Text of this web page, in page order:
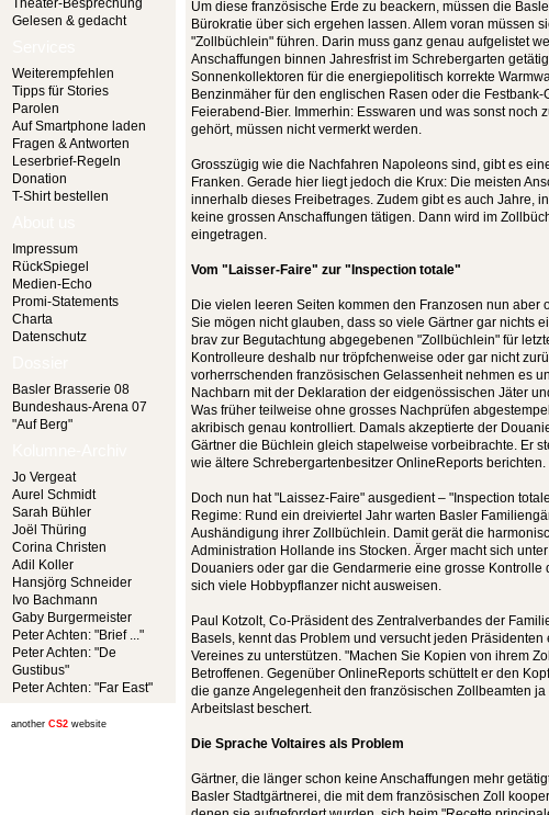
Theater-Besprechung
Gelesen & gedacht
Weiterempfehlen
Tipps für Stories
Parolen
Auf Smartphone laden
Fragen & Antworten
Leserbrief-Regeln
Donation
T-Shirt bestellen
Impressum
RückSpiegel
Medien-Echo
Promi-Statements
Charta
Datenschutz
Basler Brasserie 08
Bundeshaus-Arena 07
"Auf Berg"
Jo Vergeat
Aurel Schmidt
Sarah Bühler
Joël Thüring
Corina Christen
Adil Koller
Hansjörg Schneider
Ivo Bachmann
Gaby Burgermeister
Peter Achten: "Brief ..."
Peter Achten: "De
Gustibus"
Peter Achten: "Far East"
another CS2 website
Um diese französische Erde zu beackern, müssen die
Bürokratie über sich ergehen lassen. Allem voran müssen
"Zollbüchlein" führen. Darin muss ganz genau aufgelistet
Anschaffungen binnen Jahresfrist im Schrebergarten
Sonnenkollektoren für die energiepolitisch korrekte
Benzinmäher für den englischen Rasen oder die Festbank-
Feierabend-Bier. Immerhin: Esswaren und was sonst noch
gehört, müssen nicht vermerkt werden.
Grosszügig wie die Nachfahren Napoleons sind, gibt es
Franken. Gerade hier liegt jedoch die Krux: Die meisten
innerhalb dieses Freibetrages. Zudem gibt es auch Jahre,
keine grossen Anschaffungen tätigen. Dann wird im
eingetragen.
Vom "Laisser-Faire" zur "Inspection totale"
Die vielen leeren Seiten kommen den Franzosen nun aber
Sie mögen nicht glauben, dass so viele Gärtner gar nichts
brav zur Begutachtung abgegebenen "Zollbüchlein" für
Kontrolleure deshalb nur tröpfchenweise oder gar nicht
vorherrschenden französischen Gelassenheit nehmen es
Nachbarn mit der Deklaration der eidgenössischen Jäter
Was früher teilweise ohne grosses Nachprüfen
akribisch genau kontrolliert. Damals akzeptierte der
Gärtner die Büchlein gleich stapelweise vorbeibrachte. Er
wie ältere Schrebergartenbesitzer OnlineReports berichten.
Doch nun hat "Laissez-Faire" ausgedient – "Inspection
Regime: Rund ein dreiviertel Jahr warten Basler
Aushändigung ihrer Zollbüchlein. Damit gerät die
Administration Hollande ins Stocken. Ärger macht sich
Douaniers oder gar die Gendarmerie eine grosse Kontrolle
sich viele Hobbypflanzer nicht ausweisen.
Paul Kotzolt, Co-Präsident des Zentralverbandes der
Basels, kennt das Problem und versucht jeden Präsidenten
Vereines zu unterstützen. "Machen Sie Kopien von ihrem
Betroffenen. Gegenüber OnlineReports schüttelt er den
die ganze Angelegenheit den französischen Zollbeamten
Arbeitslast beschert.
Die Sprache Voltaires als Problem
Gärtner, die länger schon keine Anschaffungen mehr
Basler Stadtgärtnerei, die mit dem französischen Zoll